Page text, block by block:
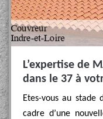
L’expertise de
dans le 37 à
Etes-vous au
cadre d’une